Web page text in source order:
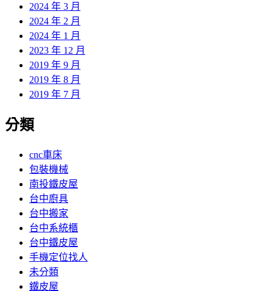
2024 年 3 月
2024 年 2 月
2024 年 1 月
2023 年 12 月
2019 年 9 月
2019 年 8 月
2019 年 7 月
分類
cnc車床
包裝機械
南投鐵皮屋
台中廚具
台中搬家
台中系統櫃
台中鐵皮屋
手機定位找人
未分類
鐵皮屋